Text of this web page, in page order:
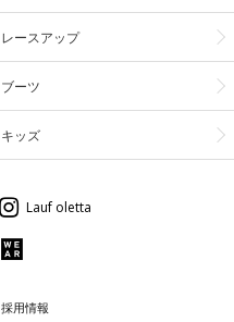
レースアップ
ブーツ
キッズ
Lauf oletta
採用情報